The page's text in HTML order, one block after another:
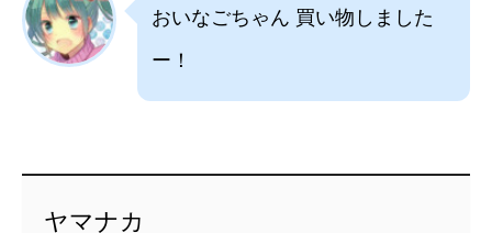
おいなごちゃん 買い物しました
ー！
ヤマナカ